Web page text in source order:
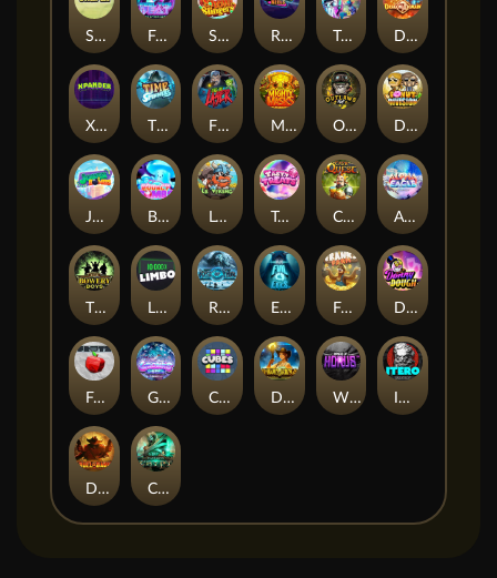
Stick'em Feel The Beat Snow Slingers Rocket Reels Twisted Lab Dragon’s Domain
Xpander Time Spinners Fire My Laser Mighty Masks Outlasw Inc Donut Division
Joker Bombs BOUNCY BOMBS Le Viking Tasty Treats Cash Quest Alpha Eagle
The Bowery Boys Limbo Rise of Ymir Evil Eyes Frank's Farm DONNY DOUGH
Frutz Gronk's Gems Cubes Dawn of Kings Wings of Horus ITERO
Duel at Dawn Cursed Crypt